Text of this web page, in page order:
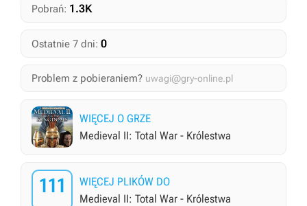
Pobrań: 1.3K
Ostatnie 7 dni: 0
Problem z pobieraniem? uwagi@gry-online.pl
WIĘCEJ O GRZE
Medieval II: Total War - Królestwa
111
WIĘCEJ PLIKÓW DO
Medieval II: Total War - Królestwa